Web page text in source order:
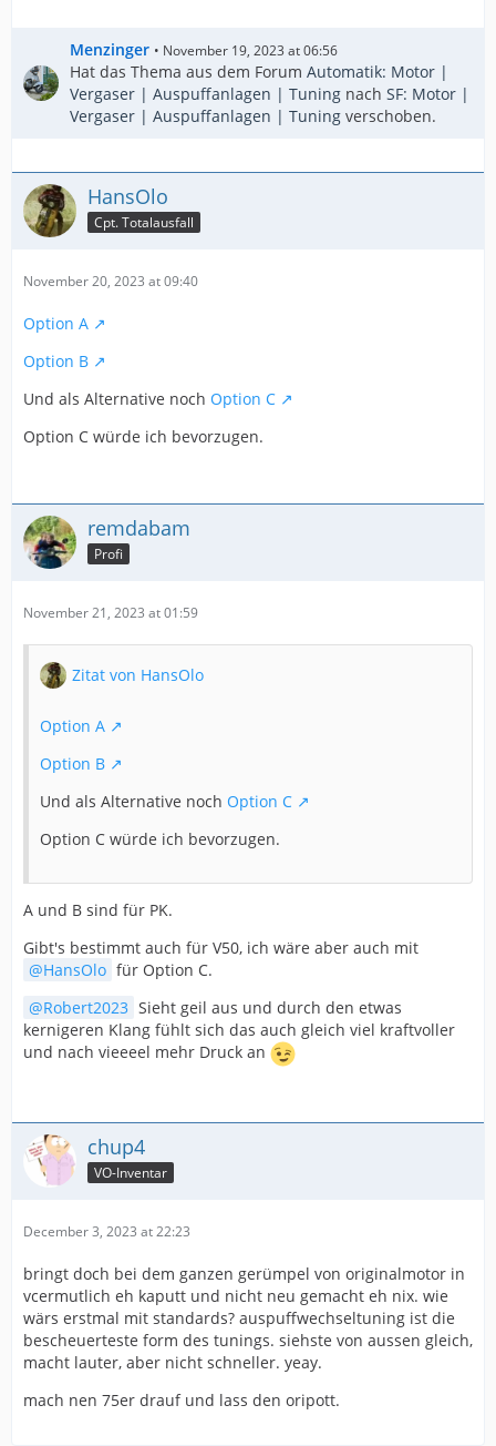
Menzinger November 19, 2023 at 06:56
Hat das Thema aus dem Forum Automatik: Motor |
Vergaser | Auspuffanlagen | Tuning nach SF: Motor |
Vergaser | Auspuffanlagen | Tuning verschoben.
HansOlo
Cpt. Totalausfall
November 20, 2023 at 09:40
Option A
Option B
Und als Alternative noch Option C
Option C würde ich bevorzugen.
remdabam
Profi
November 21, 2023 at 01:59
Zitat von HansOlo
Option A
Option B
Und als Alternative noch Option C
Option C würde ich bevorzugen.
A und B sind für PK.
Gibt's bestimmt auch für V50, ich wäre aber auch mit
HansOlo für Option C.
Robert2023 Sieht geil aus und durch den etwas
kernigeren Klang fühlt sich das auch gleich viel kraftvoller
und nach vieeeel mehr Druck an
chup4
VO-Inventar
December 3, 2023 at 22:23
bringt doch bei dem ganzen gerümpel von originalmotor in
vcermutlich eh kaputt und nicht neu gemacht eh nix. wie
wärs erstmal mit standards? auspuffwechseltuning ist die
bescheuerteste form des tunings. siehste von aussen gleich,
macht lauter, aber nicht schneller. yeay.
mach nen 75er drauf und lass den oripott.